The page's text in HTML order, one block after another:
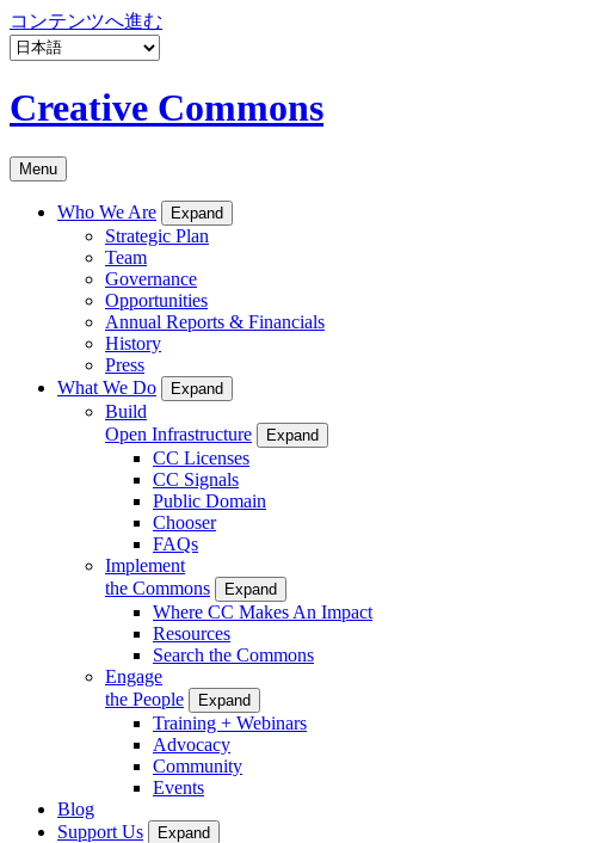
コンテンツへ進む
Creative Commons
Menu
Who We Are Expand
Strategic Plan
Team
Governance
Opportunities
Annual Reports & Financials
History
Press
What We Do
Expand
Build
Open Infrastructure
Expand
CC Licenses
CC Signals
Public Domain
Chooser
FAQs
Implement
the Commons
Expand
Where CC Makes An Impact
Resources
Search the Commons
Engage
the People
Expand
Training + Webinars
Advocacy
Community
Events
Blog
Support Us
Expand